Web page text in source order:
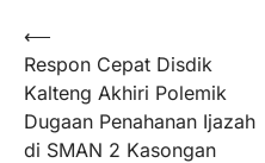
Navigasi
pos
⟵
Respon Cepat Disdik
Kalteng Akhiri Polemik
Dugaan Penahanan Ijazah
di SMAN 2 Kasongan